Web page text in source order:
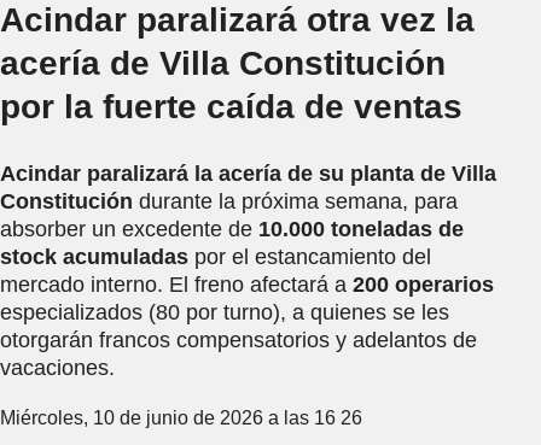
Acindar paralizará otra vez la
acería de Villa Constitución
por la fuerte caída de ventas
Acindar paralizará la acería de su planta de Villa
Constitución durante la próxima semana, para
absorber un excedente de 10.000 toneladas de
stock acumuladas por el estancamiento del
mercado interno. El freno afectará a 200 operarios
especializados (80 por turno), a quienes se les
otorgarán francos compensatorios y adelantos de
vacaciones.
Miércoles, 10 de junio de 2026 a las 16 26